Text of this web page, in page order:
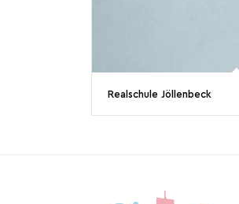
Realschule Jöllenbeck